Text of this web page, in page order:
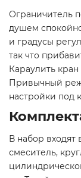
Ограничитель
душем
и градусы
так что
Караулить
Привычный
настройки под
В набор входят
смеситель,